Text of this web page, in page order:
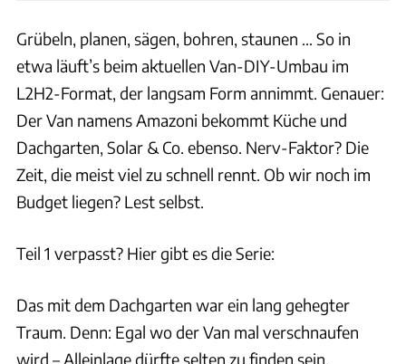
Grübeln, planen, sägen, bohren, staunen … So in
etwa läuft’s beim aktuellen Van-DIY-Umbau im
L2H2-Format, der langsam Form annimmt. Genauer:
Der Van namens Amazoni bekommt Küche und
Dachgarten, Solar & Co. ebenso. Nerv-Faktor? Die
Zeit, die meist viel zu schnell rennt. Ob wir noch im
Budget liegen? Lest selbst.
Teil 1 verpasst? Hier gibt es die Serie:
Das mit dem Dachgarten war ein lang gehegter
Traum. Denn: Egal wo der Van mal verschnaufen
wird – Alleinlage dürfte selten zu finden sein.